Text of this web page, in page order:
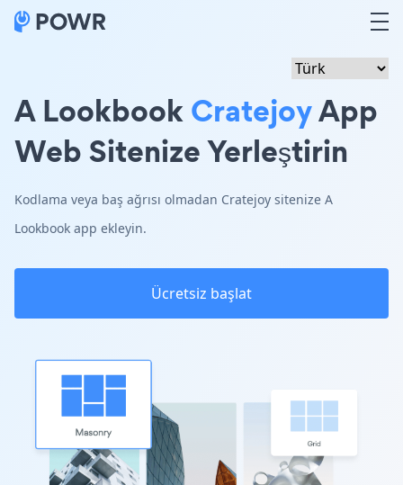
A LookbookCratejoyApp
Web Sitenize Yerleştirin
Kodlama veya baş ağrısı olmadan Cratejoy sitenize A
Lookbook app ekleyin.
Ücretsiz başlat